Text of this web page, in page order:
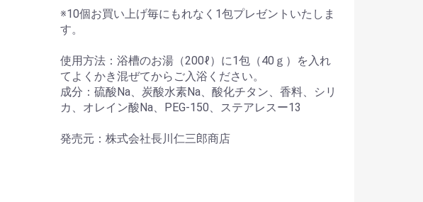
※10個お買い上げ毎にもれなく1包プレゼントいたしま
す。
使用方法：浴槽のお湯（200ℓ）に1包（40ｇ）を入れ
てよくかき混ぜてからご入浴ください。
成分：硫酸Na、炭酸水素Na、酸化チタン、香料、シリ
カ、オレイン酸Na、PEG-150、ステアレスー13
発売元：株式会社長川仁三郎商店